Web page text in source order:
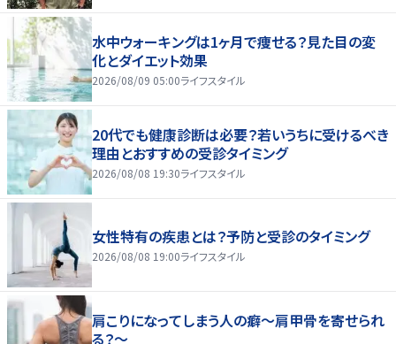
水中ウォーキングは1ヶ月で痩せる？見た目の変
化とダイエット効果
2026/08/09 05:00ライフスタイル
20代でも健康診断は必要？若いうちに受けるべき
理由とおすすめの受診タイミング
2026/08/08 19:30ライフスタイル
女性特有の疾患とは？予防と受診のタイミング
2026/08/08 19:00ライフスタイル
肩こりになってしまう人の癖～肩甲骨を寄せられ
る？～